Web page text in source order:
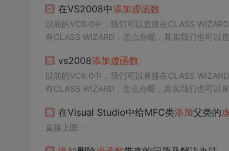
在VS2008中添加虚函数
以前的VC6.0中，我们可以直接在CLASS
有CLASS WIZARD，怎么办呢，其实我们也可以
vs2008添加虚函数
以前的VC6.0中，我们可以直接在CLASS
有CLASS WIZARD，怎么办呢，其实我们也可以
在Visual Studio中给MFC类添加父类的
直接上图：